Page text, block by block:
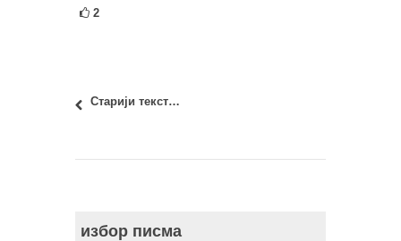
2
Старији текстови
избор писма